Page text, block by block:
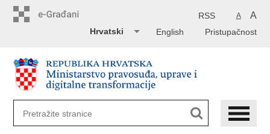
A A
RSS
Pristupačnost
English
Hrvatski